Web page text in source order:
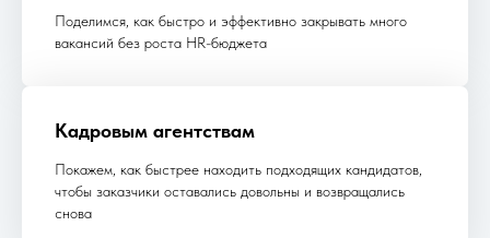
Поделимся, как быстро и эффективно закрывать много
вакансий без роста HR-бюджета
Кадровым агентствам
Покажем, как быстрее находить подходящих кандидатов,
чтобы заказчики оставались довольны и возвращались
снова